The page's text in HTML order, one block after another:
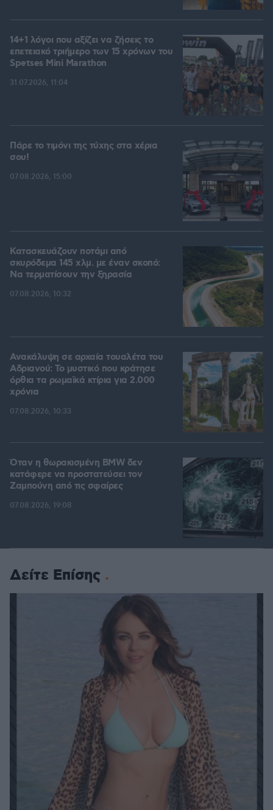
14+1 λόγοι που αξίζει να ζήσεις το
επετειακό τριήμερο των 15 χρόνων του
Spetses Mini Marathon
31.07.2026, 11:04
Πάρε το τιμόνι της τύχης στα χέρια
σου!
07.08.2026, 15:00
Κατασκευάζουν ποτάμι από
σκυρόδεμα 145 χλμ. με έναν σκοπό:
Να τερματίσουν την ξηρασία
07.08.2026, 10:32
Ανακάλυψη σε αρχαία τουαλέτα του
Αδριανού: Το μυστικό που κράτησε
όρθια τα ρωμαϊκά κτίρια για 2.000
χρόνια
07.08.2026, 10:33
Όταν η θωρακισμένη BMW δεν
κατάφερε να προστατεύσει τον
Ζαμπούνη από τις σφαίρες
07.08.2026, 19:08
Δείτε Επίσης